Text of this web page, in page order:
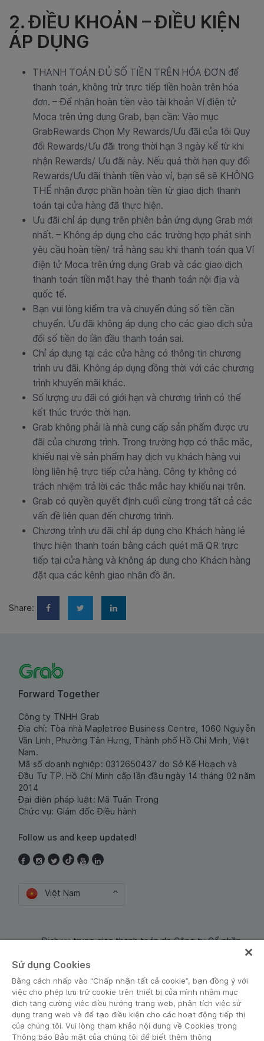
2. ĐIỀU KHOẢN – ĐIỀU KIỆN
ÁP DỤNG
THANH TOÁN ĐỦ SỐ TIỀN TRÊN HÓA ĐƠN để
thanh toán, không trừ trực tiếp tiền hoàn trên hóa
đơn. – Để nhận hoàn tiền vào tài khoản Ví điện tử
Moca trên ứng dụng Grab, bạn cần: Vào mục
GrabRewards Chọn My Rewards/Ưu đãi của tôi Quy
đổi Rewards/Ưu đãi trong thời hạn 3 ngày kể từ khi
nhận Rewards/ Ưu đãi này. Nếu quá thời hạn quy đổi
Rewards/Ưu đãi thành tiền vào ví, bạn sẽ sẽ KHÔNG
THỂ nhận được phần hoàn tiền từ giao dịch thanh
toán tại cửa hàng đã thực hiện.
Ưu đãi chỉ áp dụng trên phiên bản ứng dụng Grab mới
nhất. – Không áp dụng cho các trường hợp phát sinh
yêu cầu hoàn tiền/ trả hàng sau khi thanh toán qua Ví
điện tử Moca trên ứng dụng Grab và các giao dịch
thanh toán tiền mặt hay thẻ thanh toán nội địa và
quốc tế.
Bạn vui lòng kiểm tra và chuyển đúng số tiền cần
chuyển. Ưu đãi không áp dụng cho các giao dịch sửa
đổi số tiền do lần đầu thanh toán sai.
Chỉ áp dụng tại các cửa hàng có thông tin chương
trình ưu đãi. Không áp dụng đồng thời với các chương
trình khuyến mãi khác.
Số lượng ưu đãi có giới hạn và chương trình có thể
kết thúc trước thời hạn.
Grab không phải là nhà cung cấp sản phẩm được ưu
đãi của chương trình. Trong trường hợp có thắc mắc,
khiếu nại về sản phẩm hay dịch vụ khách hàng vui
lòng liên hệ trực tiếp cửa hàng. Công ty không có
trách nhiệm trả lời các thắc mắc hay khiếu nại trên.
Grab có quyền quyết định cuối cùng trong tất cả các
vấn đề liên quan đến chương trình.
Chương trình ưu đãi chỉ áp dụng cho Khách hàng lẻ
thực hiện thanh toán bằng cách quét mã QR trực
tiếp tại cửa hàng và không áp dụng cho Khách hàng
đặt qua các kênh giao nhận đồ ăn.
Share:
Forward Together
Công ty TNHH Grab
Địa chỉ: Tòa nhà Mapletree Business Centre, 1060 Nguyễn
Văn Linh, Phường Tân Hưng, Thành phố Hồ Chí Minh, Việt
Nam.
Mã số doanh nghiệp: 0312650437 do Sở Kế Hoạch và
Đầu Tư TP. Hồ Chí Minh cấp lần đầu ngày 14 tháng 02 năm
2014
Đại diện pháp luật: Mã Tuấn Trọng
Chức vụ: Giám đốc Điều hành
Follow us and keep updated!
Việt Nam
Dịch vụ trung gian thanh toán do Công ty Cổ phần
Sử dụng Cookies
Bằng cách nhấp vào “Chấp nhận tất cả cookie”, bạn đồng ý với
việc cho phép lưu trữ cookie trên thiết bị của mình nhằm mục
đích tăng cường việc điều hướng trang web, phân tích việc sử
dụng trang web và để tạo điều kiện cho các hoạt động tiếp thị
của chúng tôi. Vui lòng tham khảo nội dung về Cookies trong
Thông báo Bảo mật của chúng tôi để biết thêm thông